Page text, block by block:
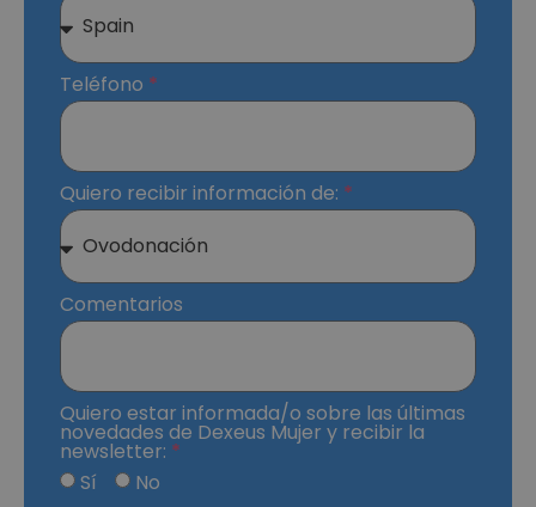
Teléfono
Quiero recibir información de:
Comentarios
Quiero estar informada/o sobre las últimas
novedades de Dexeus Mujer y recibir la
newsletter:
Sí
No